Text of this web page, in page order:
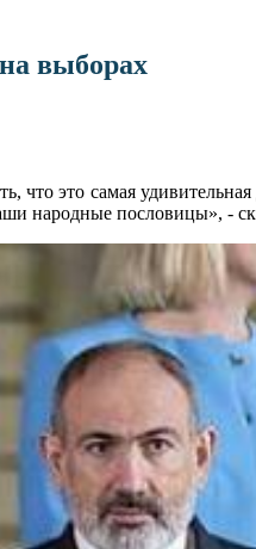
выборах
это самая удивительная
народные пословицы», -